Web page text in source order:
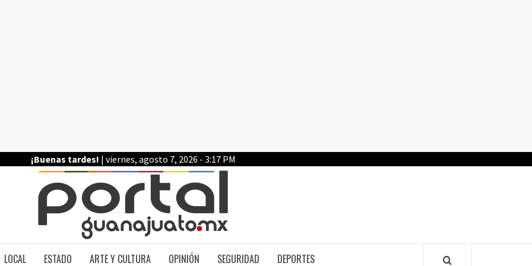
¡Buenas tardes! | viernes, agosto 7, 2026 - 3:17 PM
LOCAL ESTADO ARTE Y CULTURA OPINIÓN SEGURIDAD DEPORTES